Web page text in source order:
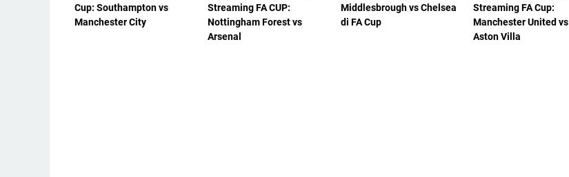
Cup: Southampton vs
Manchester City
Streaming FA CUP:
Nottingham Forest vs
Arsenal
Middlesbrough vs Chelsea
di FA Cup
Streaming FA Cup:
Manchester United vs
Aston Villa